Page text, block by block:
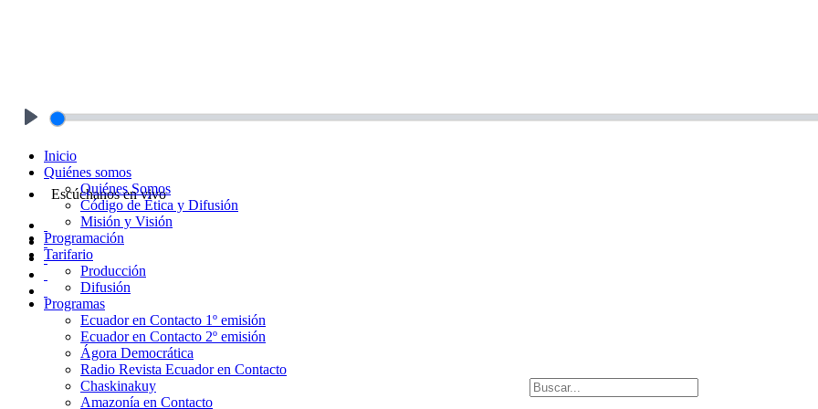
Escúchanos en vivo
Inicio
Quiénes somos
Quiénes Somos
Código de Ética y Difusión
Misión y Visión
Programación
Tarifario
Producción
Difusión
Programas
Ecuador en Contacto 1º emisión
Ecuador en Contacto 2º emisión
Ágora Democrática
Radio Revista Ecuador en Contacto
Chaskinakuy
Amazonía en Contacto